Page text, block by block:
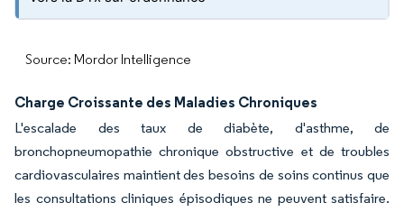
Source: Mordor Intelligence
Charge Croissante des Maladies Chroniques
L'escalade des taux de diabète, d'asthme, de
bronchopneumopathie chronique obstructive et de troubles
cardiovasculaires maintient des besoins de soins continus que
les consultations cliniques épisodiques ne peuvent satisfaire.